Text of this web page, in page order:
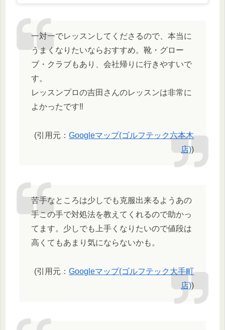
一対一でレッスンしてくださるので、本当に
うまくなりたいならおすすめ。靴・グロー
ブ・クラブもあり、会社帰りに行きやすいで
す。
レッスンプロの吉田さんのレッスンは非常に
よかったです‼️
(引用元：Googleマップ(ゴルフテック六本木
店))
苦手なところは少しでも克服出来るようあの
手この手で対処法を教えてくれるので助かっ
てます。少しでも上手くなりたいので値段は
高くてもあまり気にならないかも。
(引用元：Googleマップ(ゴルフテック大手町
店))